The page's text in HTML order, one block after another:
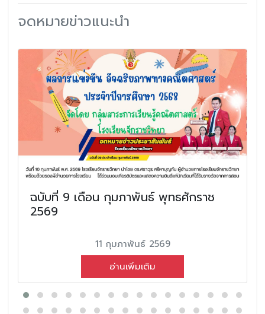
จดหมายข่าวแนะนำ
ฉบับที่ 9 เดือน กุมภาพันธ์ พุทธศักราช
2569
11 กุมภาพันธ์ 2569
อ่านเพิ่มเติม